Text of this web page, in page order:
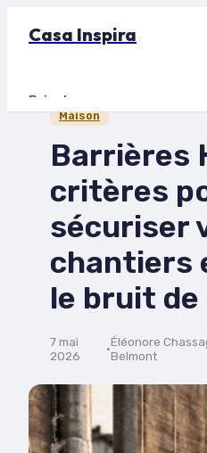
Casa Inspira
Bricolage
Maison
Barrières
critères
sécuriser
chantiers
le bruit de
7 mai
2026
·Éléonore
Belmont